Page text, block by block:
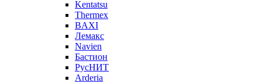
Kentatsu
Thermex
BAXI
Лемакс
Navien
Бастион
РусНИТ
Arderia